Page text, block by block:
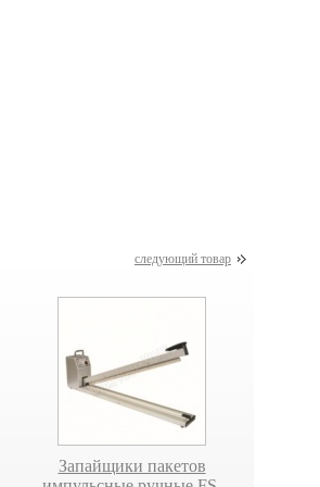
следующий товар
Запайщики пакетов